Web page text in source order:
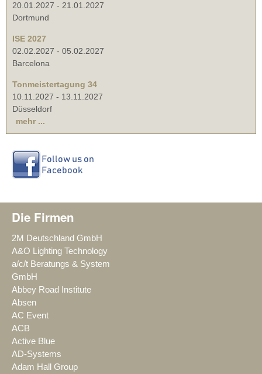
20.01.2027 - 21.01.2027
Dortmund
ISE 2027
02.02.2027 - 05.02.2027
Barcelona
Tonmeistertagung 34
10.11.2027 - 13.11.2027
Düsseldorf
mehr ...
Die Firmen
2M Deutschland GmbH
A&O Lighting Technology
a/c/t Beratungs & System
GmbH
Abbey Road Institute
Absen
AC Event
ACB
Active Blue
AD-Systems
Adam Hall Group